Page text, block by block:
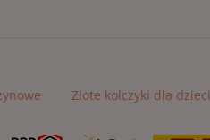
Złote kolczyki dla dzieci